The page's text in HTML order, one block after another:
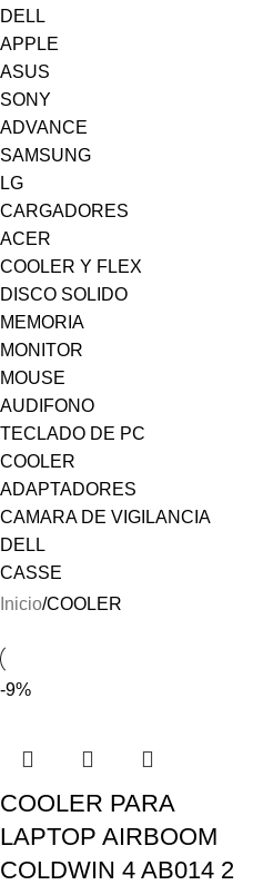
DELL
APPLE
ASUS
SONY
ADVANCE
SAMSUNG
LG
CARGADORES
ACER
COOLER Y FLEX
DISCO SOLIDO
MEMORIA
MONITOR
MOUSE
AUDIFONO
TECLADO DE PC
COOLER
ADAPTADORES
CAMARA DE VIGILANCIA
DELL
CASSE
Inicio COOLER
-9%
COOLER PARA
LAPTOP AIRBOOM
COLDWIN 4 AB014 2